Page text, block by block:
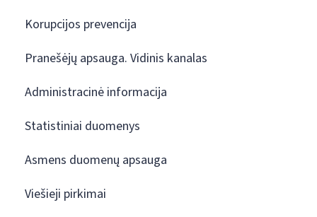
Korupcijos prevencija
Pranešėjų apsauga. Vidinis kanalas
Administracinė informacija
Statistiniai duomenys
Asmens duomenų apsauga
Viešieji pirkimai